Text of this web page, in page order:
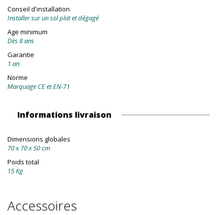
Conseil d'installation
Installer sur un sol plat et dégagé
Age minimum
Dès 8 ans
Garantie
1 an
Norme
Marquage CE et EN-71
Informations livraison
Dimensions globales
70 x 70 x 50 cm
Poids total
15 Kg
Accessoires